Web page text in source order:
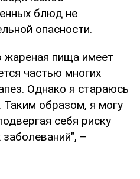
блюд не
опасности.
жареная пища имеет
частью многих
Однако я стараюсь
Таким образом, я могу
себя риску
заболеваний", –